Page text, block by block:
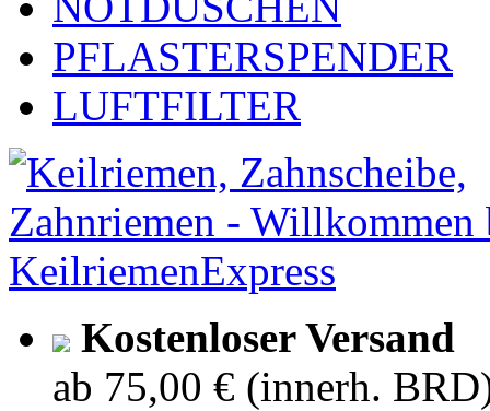
PFLASTERSPENDER
LUFTFILTER
Kostenloser Versand
ab 75,00 € (innerh.